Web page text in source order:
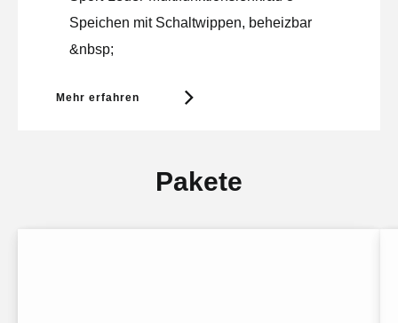
Speichen mit Schaltwippen, beheizbar
&nbsp;
Mehr erfahren
Pakete